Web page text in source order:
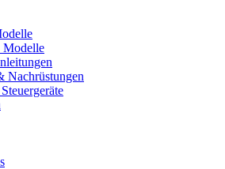
Nachrüstungen